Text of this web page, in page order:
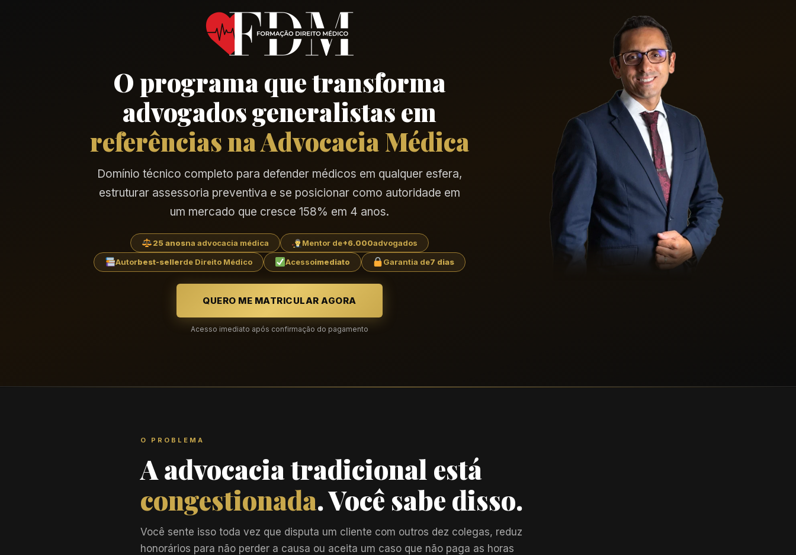
O programa que transforma
advogados generalistas em
referências na Advocacia Médica
Domínio técnico completo para defender médicos em qualquer esfera,
estruturar assessoria preventiva e se posicionar como autoridade em
um mercado que cresce 158% em 4 anos.
25 anosna advocacia médica Mentor de+6.000advogados
Autorbest-sellerde Direito Médico Acessoimediato Garantia de7 dias
QUERO ME MATRICULAR AGORA
Acesso imediato após confirmação do pagamento
O PROBLEMA
A advocacia tradicional está
congestionada. Você sabe disso.
Você sente isso toda vez que disputa um cliente com outros dez colegas, reduz
honorários para não perder a causa ou aceita um caso que não paga as horas